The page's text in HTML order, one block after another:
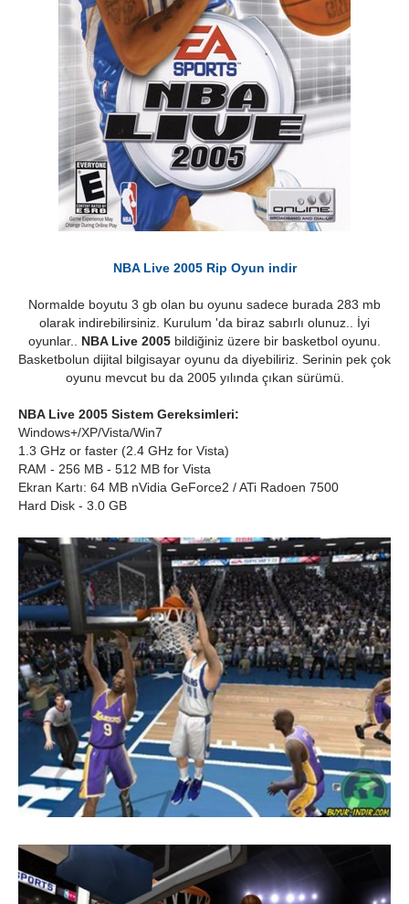
NBA Live 2005 Rip Oyun indir
Normalde boyutu 3 gb olan bu oyunu sadece burada 283 mb
olarak indirebilirsiniz. Kurulum 'da biraz sabırlı olunuz.. İyi
oyunlar.. NBA Live 2005 bildiğiniz üzere bir basketbol oyunu.
Basketbolun dijital bilgisayar oyunu da diyebiliriz. Serinin pek çok
oyunu mevcut bu da 2005 yılında çıkan sürümü.
NBA Live 2005 Sistem Gereksimleri:
Windows+/XP/Vista/Win7
1.3 GHz or faster (2.4 GHz for Vista)
RAM - 256 MB - 512 MB for Vista
Ekran Kartı: 64 MB nVidia GeForce2 / ATi Radoen 7500
Hard Disk - 3.0 GB